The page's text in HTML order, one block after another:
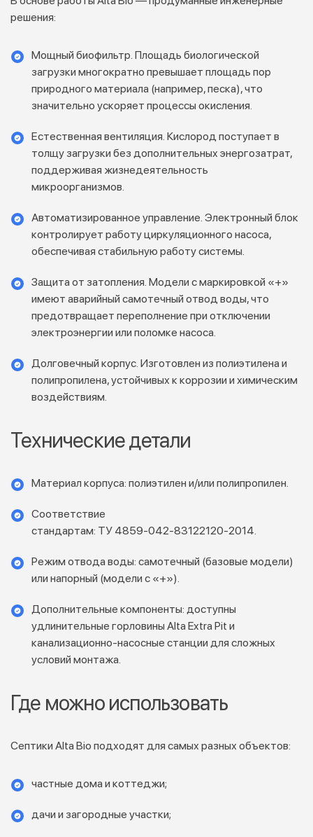
решения:
Мощный биофильтр. Площадь биологической
загрузки многократно превышает площадь пор
природного материала (например, песка), что
значительно ускоряет процессы окисления.
Естественная вентиляция. Кислород поступает в
толщу загрузки без дополнительных энергозатрат,
поддерживая жизнедеятельность
микроорганизмов.
Автоматизированное управление. Электронный блок
контролирует работу циркуляционного насоса,
обеспечивая стабильную работу системы.
Защита от затопления. Модели с маркировкой «+»
имеют аварийный самотечный отвод воды, что
предотвращает переполнение при отключении
электроэнергии или поломке насоса.
Долговечный корпус. Изготовлен из полиэтилена и
полипропилена, устойчивых к коррозии и химическим
воздействиям.
Технические детали
Материал корпуса: полиэтилен и/или полипропилен.
Соответствие
стандартам: ТУ 4859‑042‑83122120‑2014.
Режим отвода воды: самотечный (базовые модели)
или напорный (модели с «+»).
Дополнительные компоненты: доступны
удлинительные горловины Alta Extra Pit и
канализационно‑насосные станции для сложных
условий монтажа.
Где можно использовать
Септики Alta Bio подходят для самых разных объектов:
частные дома и коттеджи;
дачи и загородные участки;